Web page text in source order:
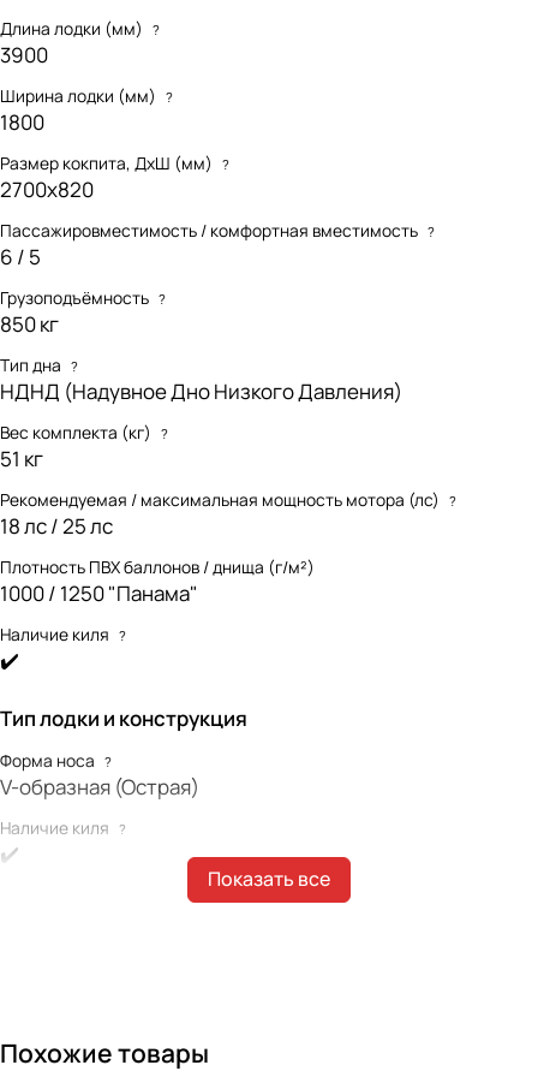
Длина лодки (мм) ?
3900
Ширина лодки (мм) ?
1800
Размер кокпита, ДхШ (мм) ?
2700х820
Пассажировместимость / комфортная вместимость ?
6 / 5
Грузоподъёмность ?
850 кг
Тип дна ?
НДНД (Надувное Дно Низкого Давления)
Вес комплекта (кг) ?
51 кг
Рекомендуемая / максимальная мощность мотора (лс) ?
18 лс / 25 лс
Плотность ПВХ баллонов / днища (г/м²)
1000 / 1250 "Панама"
Наличие киля ?
✔️
Тип лодки и конструкция
Форма носа ?
V-образная (Острая)
Наличие киля ?
✔️
Габариты лодки
Показать все
Похожие товары